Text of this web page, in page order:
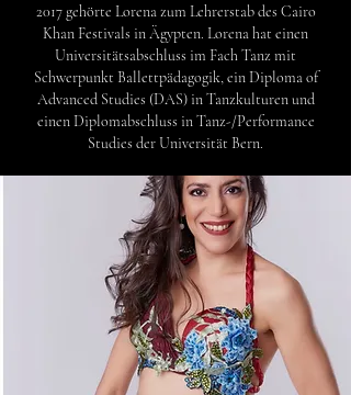
2017 gehörte Lorena zum Lehrerstab des Cairo
Khan Festivals in Ägypten. Lorena hat einen
Universitätsabschluss im Fach Tanz mit
Schwerpunkt Ballettpädagogik, ein Diploma of
Advanced Studies (DAS) in Tanzkulturen und
einen Diplomabschluss in Tanz-/Performance
Studies der Universität Bern.